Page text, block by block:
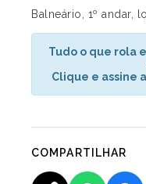
Balneário, 1º andar,
Tudo o que rola
Clique e assine
COMPARTILHAR